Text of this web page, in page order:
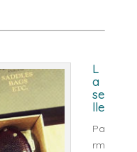
L
a
se
lle
Pa
rm